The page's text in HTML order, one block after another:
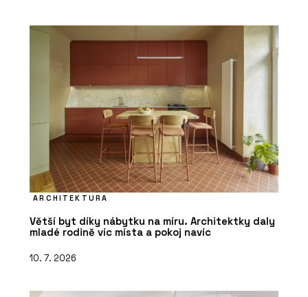
ARCHITEKTURA
Větší byt díky nábytku na míru. Architektky daly
mladé rodině víc místa a pokoj navíc
10. 7. 2026